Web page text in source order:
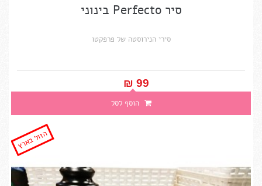
סיר Perfecto בינוני
סירי הנירוסטה של פרפקטו
99 ₪‎
הוסף לסל
הזול בארץ